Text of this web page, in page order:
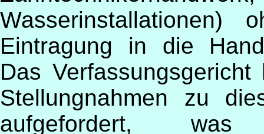
Wasserinstallationen)
Eintragung in die
Das
Stellungnahmen zu
aufgefordert,